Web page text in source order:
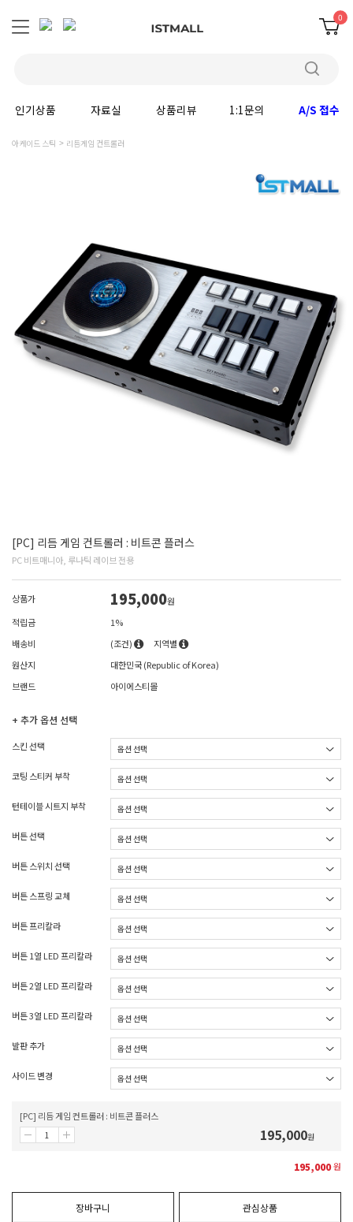
0
인기상품 자료실 상품리뷰 1:1문의 A/S 접수
아케이드 스틱 리듬게임 컨트롤러
[PC] 리듬 게임 컨트롤러 : 비트콘 플러스
PC 비트매니아, 루나틱 레이브 전용
상품가 195,000원
적립금
1%
배송비
(조건)
지역별
원산지
대한민국 (Republic of Korea)
브랜드
아이에스티몰
+ 추가 옵션 선택
스킨 선택
코팅 스티커 부착
턴테이블 시트지 부착
버튼 선택
버튼 스위치 선택
버튼 스프링 교체
버튼 프리칼라
버튼 1열 LED 프리칼라
버튼 2열 LED 프리칼라
버튼 3열 LED 프리칼라
발판 추가
사이드 변경
[PC] 리듬 게임 컨트롤러 : 비트콘 플러스
195,000원
195,000원
장바구니 관심상품